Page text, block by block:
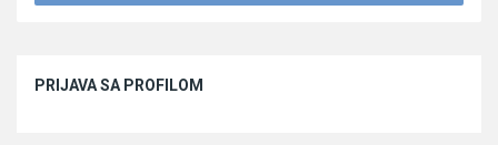
PRIJAVA SA PROFILOM